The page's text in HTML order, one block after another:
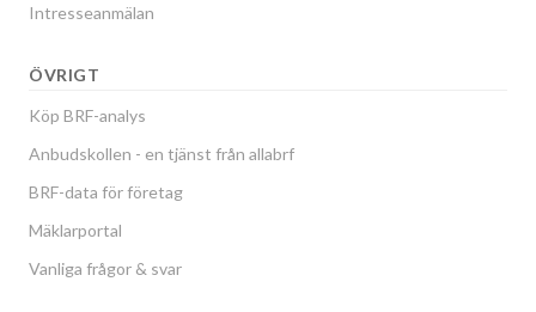
Intresseanmälan
ÖVRIGT
Köp BRF-analys
Anbudskollen - en tjänst från allabrf
BRF-data för företag
Mäklarportal
Vanliga frågor & svar